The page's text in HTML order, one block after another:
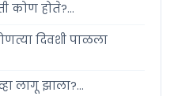
कोण होते?...
दिवशी पाळला
लागू झाला?...